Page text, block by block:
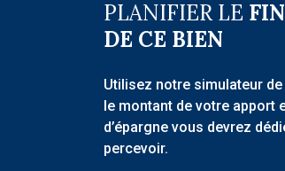
PLANIFIER LE
DE CE BIEN
Utilisez notre simulateur
le montant de votre apport
d’épargne vous devrez
percevoir.